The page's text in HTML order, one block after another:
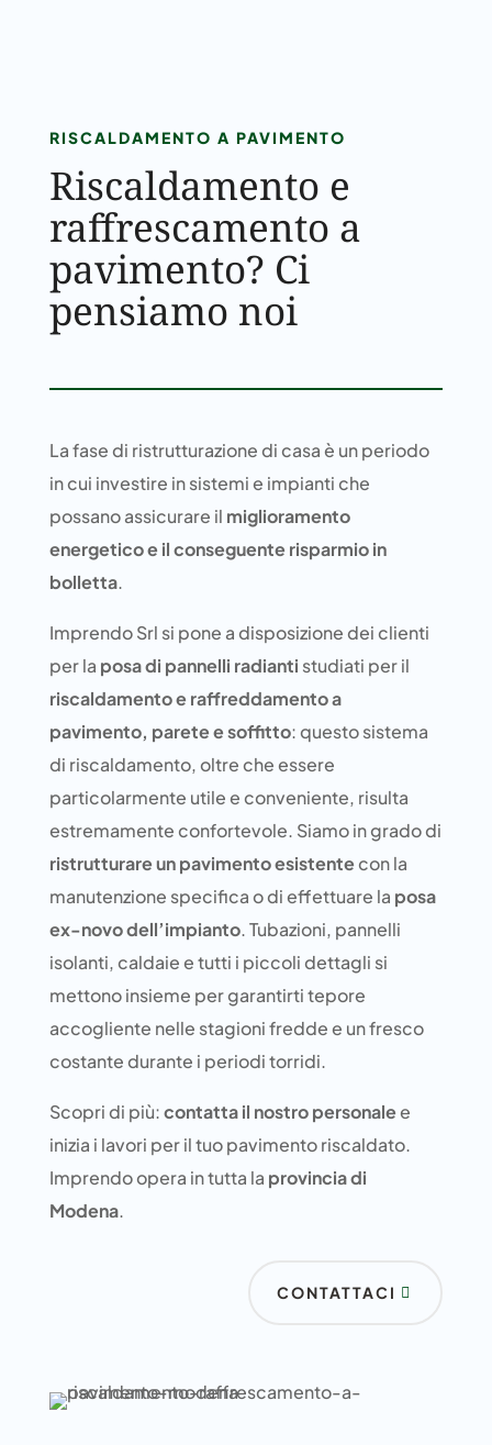
RISCALDAMENTO A PAVIMENTO
Riscaldamento e
raffrescamento a
pavimento? Ci
pensiamo noi
La fase di ristrutturazione di casa è un periodo
in cui investire in sistemi e impianti che
possano assicurare il miglioramento
energetico e il conseguente risparmio in
bolletta.
Imprendo Srl si pone a disposizione dei clienti
per la posa di pannelli radianti studiati per il
riscaldamento e raffreddamento a
pavimento, parete e soffitto: questo sistema
di riscaldamento, oltre che essere
particolarmente utile e conveniente, risulta
estremamente confortevole. Siamo in grado di
ristrutturare un pavimento esistentecon la
manutenzione specifica o di effettuare la posa
ex-novo dell’impianto. Tubazioni, pannelli
isolanti, caldaie e tutti i piccoli dettagli si
mettono insieme per garantirti tepore
accogliente nelle stagioni fredde e un fresco
costante durante i periodi torridi.
Scopri di più:contatta il nostro personalee
inizia i lavori per il tuo pavimento riscaldato.
Imprendo opera in tutta la provincia di
Modena.
CONTATTACI